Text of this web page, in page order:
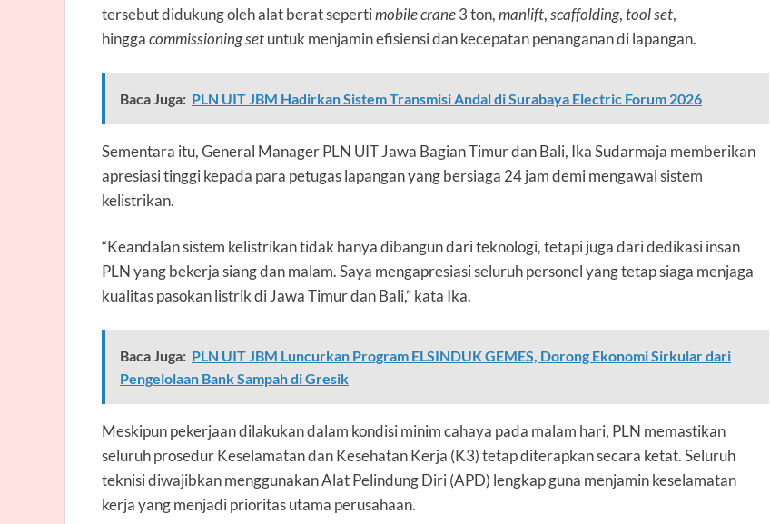
tersebut didukung oleh alat berat sepertimobile crane3 ton,manlift,scaffolding, tool set,
hinggacommissioning setuntuk menjamin efisiensi dan kecepatan penanganan di lapangan.
Baca Juga: PLN UIT JBM Hadirkan Sistem Transmisi Andal di Surabaya Electric Forum 2026
Sementara itu, General Manager PLN UIT Jawa Bagian Timur dan Bali, Ika Sudarmaja memberikan
apresiasi tinggi kepada para petugas lapangan yang bersiaga 24 jam demi mengawal sistem
kelistrikan.
“Keandalan sistem kelistrikan tidak hanya dibangun dari teknologi, tetapi juga dari dedikasi insan
PLN yang bekerja siang dan malam. Saya mengapresiasi seluruh personel yang tetap siaga menjaga
kualitas pasokan listrik di Jawa Timur dan Bali,” kata Ika.
Baca Juga: PLN UIT JBM Luncurkan Program ELSINDUK GEMES, Dorong Ekonomi Sirkular dari
Pengelolaan Bank Sampah di Gresik
Meskipun pekerjaan dilakukan dalam kondisi minim cahaya pada malam hari, PLN memastikan
seluruh prosedur Keselamatan dan Kesehatan Kerja (K3) tetap diterapkan secara ketat. Seluruh
teknisi diwajibkan menggunakan Alat Pelindung Diri (APD) lengkap guna menjamin keselamatan
kerja yang menjadi prioritas utama perusahaan.